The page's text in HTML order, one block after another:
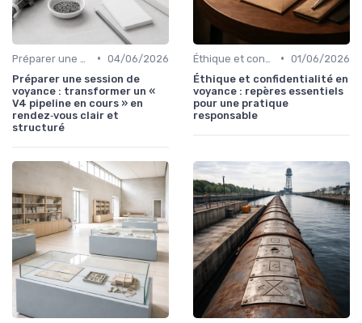
• 04/06/2026
Préparer une session de
voyance : transformer un «
V4 pipeline en cours » en
rendez‑vous clair et
structuré
• 01/06/2026
Éthique et confidentialité en
voyance : repères essentiels
pour une pratique
responsable